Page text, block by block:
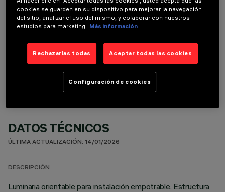
COMPONENTES OPCIONALES
DATOS TÉCNICOS
ÚLTIMA ACTUALIZACIÓN: 14/01/2026
DESCRIPCIÓN
Luminaria orientable para instalación empotrable. Estructura
cookies se guarden en su dispositivo para mejorar la navegación
del sitio, analizar el uso del mismo, y colaborar con nuestros
estudios para marketing. Más información
Rechazarlas todas Aceptar todas las cookies
Configuración de cookies